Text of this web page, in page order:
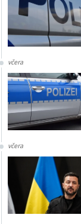
včera
včera